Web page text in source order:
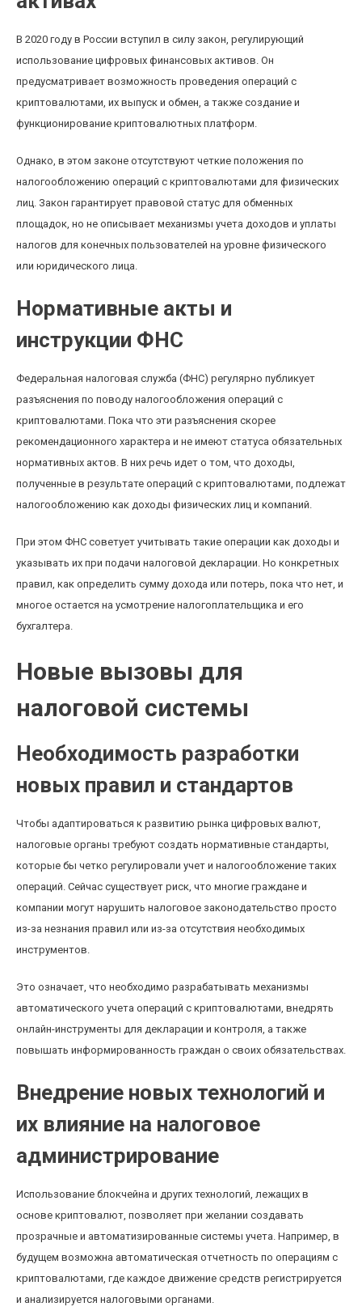
В 2020 году в России вступил в силу закон, регулирующий
использование цифровых финансовых активов. Он
предусматривает возможность проведения операций с
криптовалютами, их выпуск и обмен, а также создание и
функционирование криптовалютных платформ.
Однако, в этом законе отсутствуют четкие положения по
налогообложению операций с криптовалютами для физических
лиц. Закон гарантирует правовой статус для обменных
площадок, но не описывает механизмы учета доходов и уплаты
налогов для конечных пользователей на уровне физического
или юридического лица.
Нормативные акты и
инструкции ФНС
Федеральная налоговая служба (ФНС) регулярно публикует
разъяснения по поводу налогообложения операций с
криптовалютами. Пока что эти разъяснения скорее
рекомендационного характера и не имеют статуса обязательных
нормативных актов. В них речь идет о том, что доходы,
полученные в результате операций с криптовалютами, подлежат
налогообложению как доходы физических лиц и компаний.
При этом ФНС советует учитывать такие операции как доходы и
указывать их при подачи налоговой декларации. Но конкретных
правил, как определить сумму дохода или потерь, пока что нет, и
многое остается на усмотрение налогоплательщика и его
бухгалтера.
Новые вызовы для
налоговой системы
Необходимость разработки
новых правил и стандартов
Чтобы адаптироваться к развитию рынка цифровых валют,
налоговые органы требуют создать нормативные стандарты,
которые бы четко регулировали учет и налогообложение таких
операций. Сейчас существует риск, что многие граждане и
компании могут нарушить налоговое законодательство просто
из-за незнания правил или из-за отсутствия необходимых
инструментов.
Это означает, что необходимо разрабатывать механизмы
автоматического учета операций с криптовалютами, внедрять
онлайн-инструменты для декларации и контроля, а также
повышать информированность граждан о своих обязательствах.
Внедрение новых технологий и
их влияние на налоговое
администрирование
Использование блокчейна и других технологий, лежащих в
основе криптовалют, позволяет при желании создавать
прозрачные и автоматизированные системы учета. Например, в
будущем возможна автоматическая отчетность по операциям с
криптовалютами, где каждое движение средств регистрируется
и анализируется налоговыми органами.